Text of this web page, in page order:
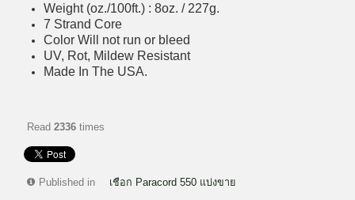
Weight (oz./100ft.) : 8oz. / 227g.
7 Strand Core
Color Will not run or bleed
UV, Rot, Mildew Resistant
Made In The USA.
Read 2336 times
Published in เชือก Paracord 550 แบ่งขาย